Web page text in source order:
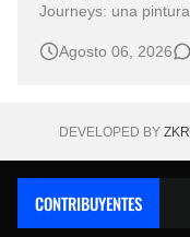
Journeys: una
obras no necesitan
Agosto 06, 2026
DEVELOPED BY
CONTRIBUYENTES